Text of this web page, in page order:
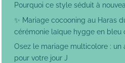
Pourquoi ce style séduit à
✨ Mariage cocooning au Haras
cérémonie laïque hygge en bleu
Osez le mariage multicolore :
pour votre jour J